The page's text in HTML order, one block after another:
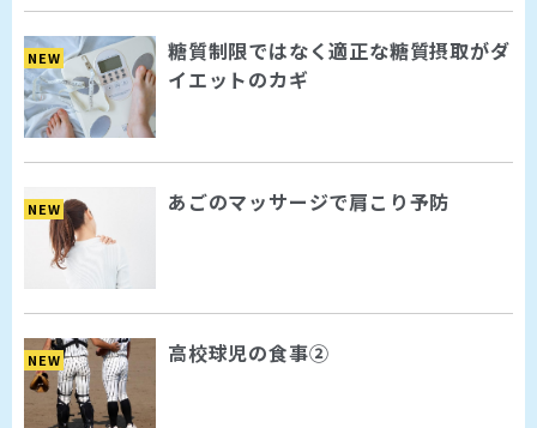
NEW
糖質制限ではなく適正な糖質摂取がダ
イエットのカギ
NEW あごのマッサージで肩こり予防
NEW 高校球児の食事②